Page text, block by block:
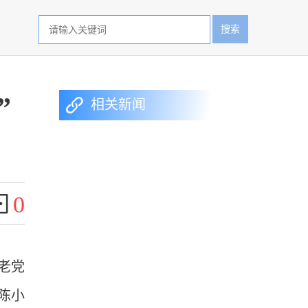
搜索
0
党
小
相关新闻